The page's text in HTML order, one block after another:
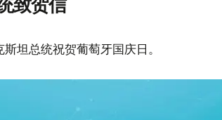
致贺信
斯坦总统祝贺葡萄牙国庆日。